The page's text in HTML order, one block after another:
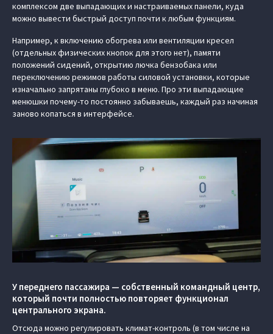
комплексом две выпадающих и настраиваемых панели, куда
можно вывести быстрый доступ почти к любым функциям.
Например, к включению обогрева или вентиляции кресел
(отдельных физических кнопок для этого нет), памяти
положений сидений, открытию лючка бензобака или
переключению режимов работы силовой установки, которые
изначально запрятаны глубоко в меню. Про эти выпадающие
менюшки почему-то постоянно забываешь, каждый раз начиная
заново копаться в интерфейсе.
У переднего пассажира — собственный командный центр,
который почти полностью повторяет функционал
центрального экрана.
Отсюда можно регулировать климат-контроль (в том числе на